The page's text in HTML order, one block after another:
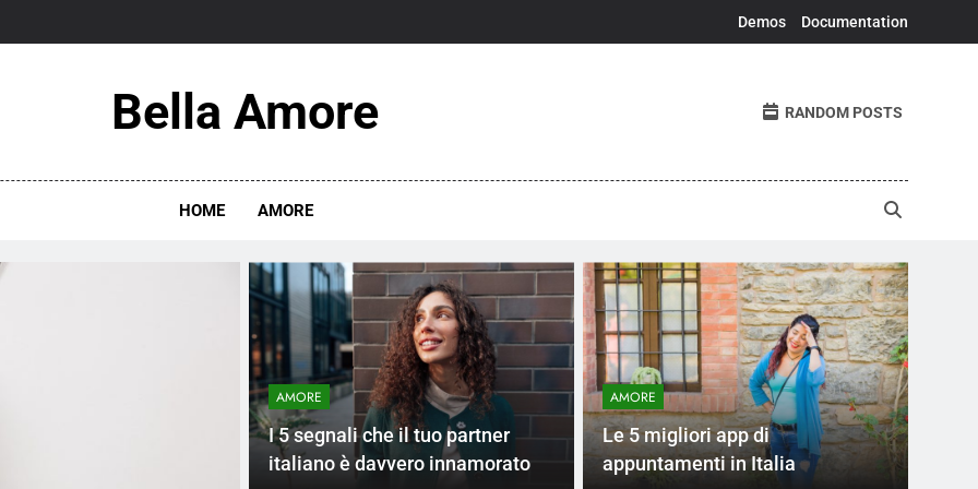
Demos Documentation
Bella Amore RANDOM POSTS
HOME AMORE
AMORE
I 5 segnali che il tuo partner
italiano è davvero innamorato
AMORE
Le 5 migliori app di
appuntamenti in Italia